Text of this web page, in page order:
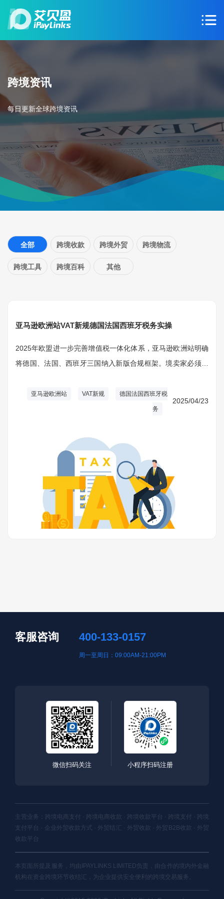
跨境资讯
每日更新全球跨境资讯
全部 跨境收款 跨境外贸 跨境物流
跨境工具 跨境百科 其他
亚马逊欧洲站VAT新规德国法国西班牙税务实操
2025年欧盟进一步完善增值税一体化体系，亚马逊欧洲站明确
将德国、法国、西班牙三国纳入新版合规框架。境卖家必须依
申报要求。规强调线上集中申报机制，简化多国运营成本，加
亚马逊欧洲站 VAT新规 德国法国西班牙税
务
2025/04/23
客服咨询 400-133-0157
周一至周日：09:00AM-21:00PM
微信扫码关注 小程序扫码注册
主营业务：跨境电商支付 · 跨境电商收款 · 跨境收款平台 · 跨境支付 · 跨境
支付平台 · 企业外贸收款方式 · 外贸结汇 · 外贸收款 · 外贸B2B收款 · 外贸
收款平台
本页面所提及服务，均由IPAYLINKS LIMITED负责，由合作的境内外金融
机构在资金跨境环节收结汇，为企业提供安全便利的跨境交易服务。